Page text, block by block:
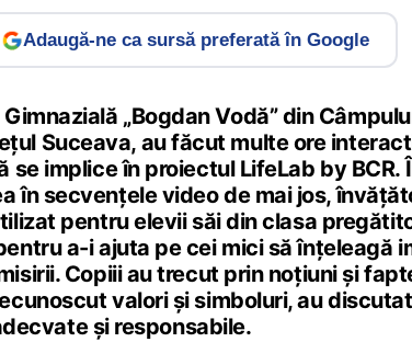
Adaugă-ne ca sursă preferată în Google
„Bogdan Vodă” din
Suceava, au făcut multe ore
se implice în proiectul LifeLab by BCR.
în secvențele video de mai jos,
pentru elevii săi din clasa
a-i ajuta pe cei mici să înțeleagă
Copiii au trecut prin noțiuni și
valori și simboluri, au
și responsabile.